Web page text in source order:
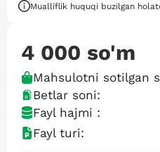
Mualliflik huquqi buzilgan
4 000 so'm
Mahsulotni sotilgan
Betlar soni:
Fayl hajmi :
Fayl turi: